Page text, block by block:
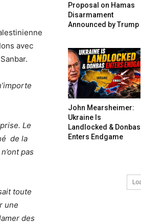
avec
Le
de la
pas
toute
une
des
Proposal on Hamas
Disarmament
Announced by Trump
John Mearsheimer:
Ukraine Is
Landlocked & Donbas
Enters Endgame